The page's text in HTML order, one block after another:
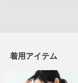
着用アイテム